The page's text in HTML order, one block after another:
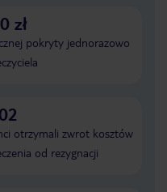
zł
pokryty jednorazowo
otrzymali zwrot kosztów
od rezygnacji